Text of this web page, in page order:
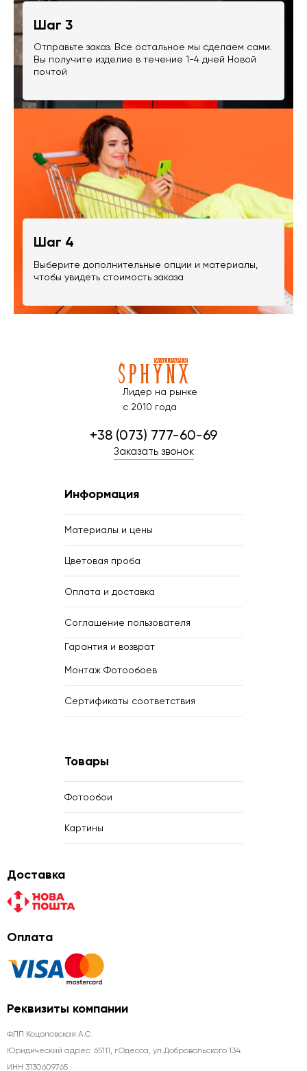
Шаг 3
Отправьте заказ. Все остальное мы сделаем сами.
Вы получите изделие в течение 1-4 дней Новой
почтой
Шаг 4
Выберите дополнительные опции и материалы,
чтобы увидеть стоимость заказа
Лидер на рынке
с 2010 года
+38 (073) 777-60-69
Заказать звонок
Информация
Материалы и цены
Цветовая проба
Оплата и доставка
Соглашение пользователя
Гарантия и возврат
Монтаж Фотообоев
Сертификаты соответствия
Товары
Фотообои
Картины
Доставка
Оплата
Реквизиты компании
ФЛП Коцоловская А.С.
Юридический адрес: 65111, г.Одесса, ул.Добровольского 134
ИНН 3130609765